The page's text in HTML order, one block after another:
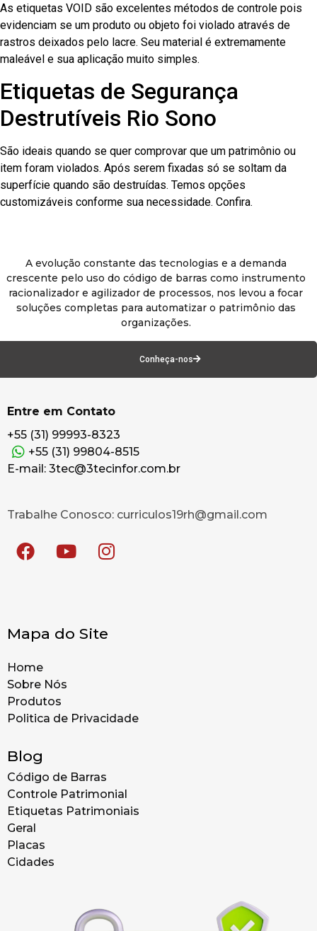
As etiquetas VOID são excelentes métodos de controle pois
evidenciam se um produto ou objeto foi violado através de
rastros deixados pelo lacre. Seu material é extremamente
maleável e sua aplicação muito simples.
Etiquetas de Segurança
Destrutíveis Rio Sono
São ideais quando se quer comprovar que um patrimônio ou
item foram violados. Após serem fixadas só se soltam da
superfície quando são destruídas. Temos opções
customizáveis conforme sua necessidade. Confira.
A evolução constante das tecnologias e a demanda
crescente pelo uso do código de barras como instrumento
racionalizador e agilizador de processos, nos levou a focar
soluções completas para automatizar o patrimônio das
organizações.
Conheça-nos
Entre em Contato
+55 (31) 99993-8323
+55 (31) 99804-8515
E-mail: 3tec@3tecinfor.com.br
Trabalhe Conosco: curriculos19rh@gmail.com
Mapa do Site
Home
Sobre Nós
Produtos
Politica de Privacidade
Blog
Código de Barras
Controle Patrimonial
Etiquetas Patrimoniais
Geral
Placas
Cidades